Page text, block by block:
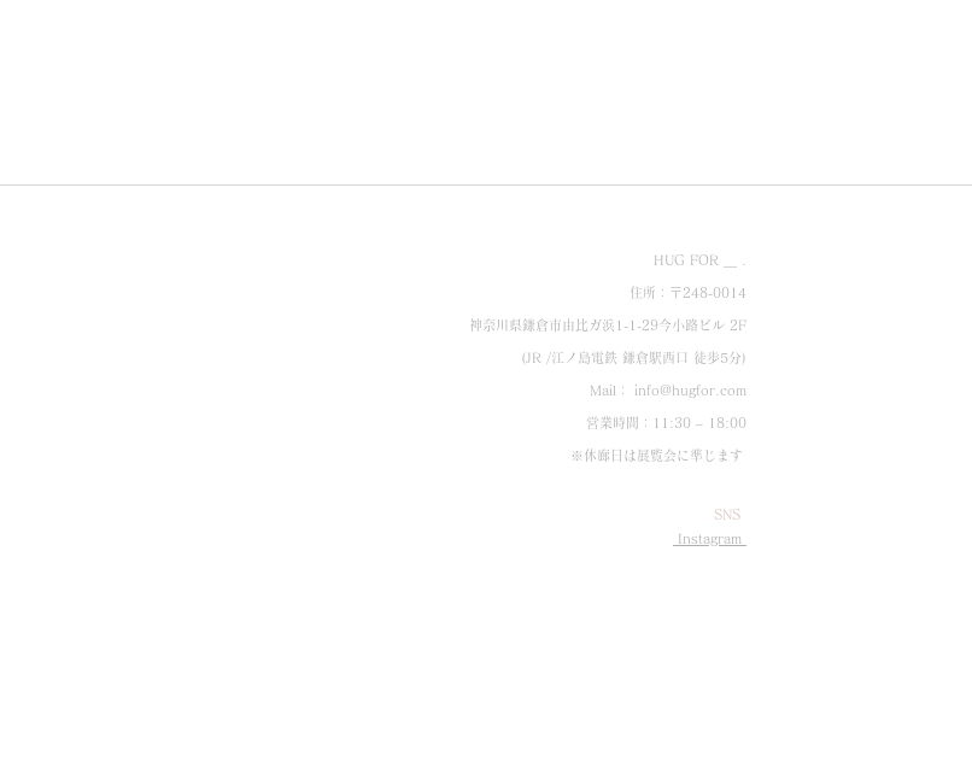
HUG FOR ＿ .
住所：〒248-0014
神奈川県鎌倉市由比ガ浜1-1-29今小路ビル 2F
(JR /江ノ島電鉄 鎌倉駅西口 徒歩5分)
Mail： info@hugfor.com
営業時間：11:30 – 18:00
※休廊日は展覧会に準じます
SNS
Instagram